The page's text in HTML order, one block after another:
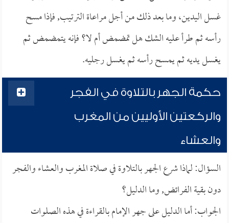
غسل اليدين، وما بعد ذلك من أجل مراعاة الترتيب, فإذا مسح
رأسه ثم طرأ عليه الشك هل تمضمض أم لا؟ فإنه يتمضمض ثم
يغسل يديه ثم يمسح رأسه ثم يغسل رجليه.
حكمة الجهر بالتلاوة في الفجر
والركعتين الأوليين من المغرب
والعشاء
السؤال: لماذا شرع الجهر بالتلاوة في صلاة المغرب والعشاء والفجر
دون بقية الفرائض, وما الدليل؟
الجواب: أما الدليل على جهر الإمام بالقراءة في هذه الصلوات